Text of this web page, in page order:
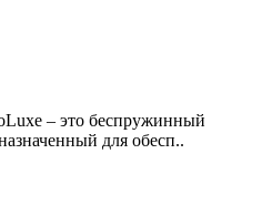
– это беспружинный
для обесп..